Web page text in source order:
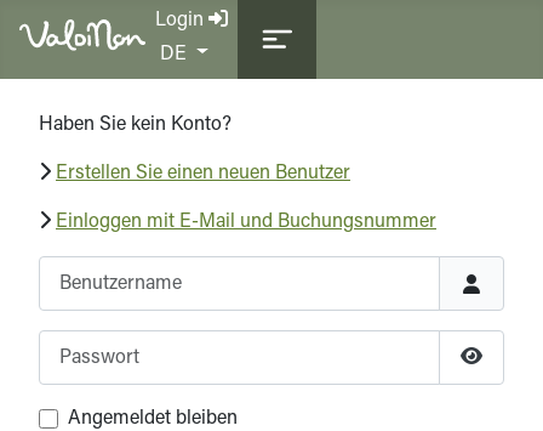
Login
Sprache auswählen
DE
Haben Sie kein Konto?
Erstellen Sie einen neuen Benutzer
Einloggen mit E-Mail und Buchungsnummer
Angemeldet bleiben